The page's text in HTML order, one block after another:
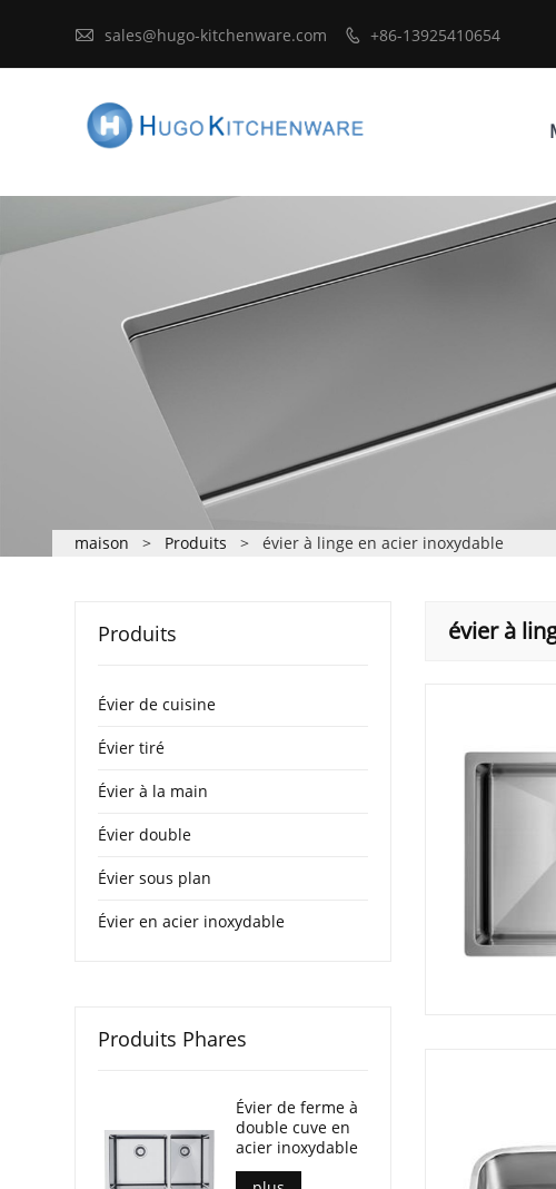
 sales@hugo-kitchenware.com  +86-13925410654
maison > Produits > évier à linge en acier inoxydable
évier à
Produits
Évier de cuisine
Évier tiré
Évier à la main
Évier double
Évier sous plan
Évier en acier inoxydable
Produits Phares
Évier de ferme à
double cuve en
acier inoxydable